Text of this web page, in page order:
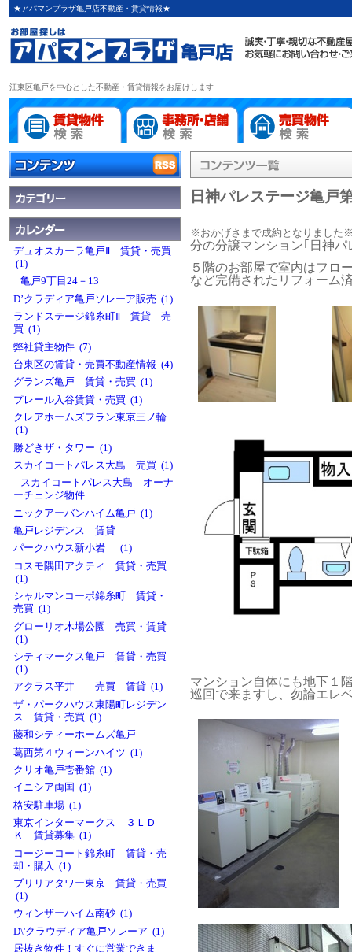
★アパマンプラザ亀戸店不動産・賃貸情報★
江東区亀戸を中心とした不動産・賃貸情報をお届けします
日神パレステージ亀
※おかげさまで成約となりま
分の分譲マンション｢日神
５階のお部屋で室内はフロ
など完備されたリフォーム
マンション自体にも地下１
巡回で来ますし、勿論エレ
デュオスカーラ亀戸Ⅱ 賃貸・売買
(1)
亀戸9丁目24－13
D’クラディア亀戸ソレーア販売 (1)
ランドステージ錦糸町Ⅱ 賃貸 売
買 (1)
弊社貸主物件 (7)
台東区の賃貸・売買不動産情報 (4)
グランズ亀戸 賃貸・売買 (1)
プレール入谷賃貸・売買 (1)
クレアホームズフラン東京三ノ輪
(1)
勝どきザ・タワー (1)
スカイコートパレス大島 売買 (1)
スカイコートパレス大島 オーナ
ーチェンジ物件
ニックアーバンハイム亀戸 (1)
亀戸レジデンス 賃貸
パークハウス新小岩 (1)
コスモ隅田アクティ 賃貸・売買
(1)
シャルマンコーポ錦糸町 賃貸・
売買 (1)
グローリオ木場公園 売買・賃貸
(1)
シティマークス亀戸 賃貸・売買
(1)
アクラス平井 売買 賃貸 (1)
ザ・パークハウス東陽町レジデン
ス 賃貸・売買 (1)
藤和シティーホームズ亀戸
葛西第４ウィーンハイツ (1)
クリオ亀戸壱番館 (1)
イニシア両国 (1)
格安駐車場 (1)
東京インターマークス ３ＬＤ
Ｋ 賃貸募集 (1)
コージーコート錦糸町 賃貸・売
却・購入 (1)
ブリリアタワー東京 賃貸・売買
(1)
ウィンザーハイム南砂 (1)
D\'クラウディア亀戸ソレーア (1)
居抜き物件！すぐに営業できま